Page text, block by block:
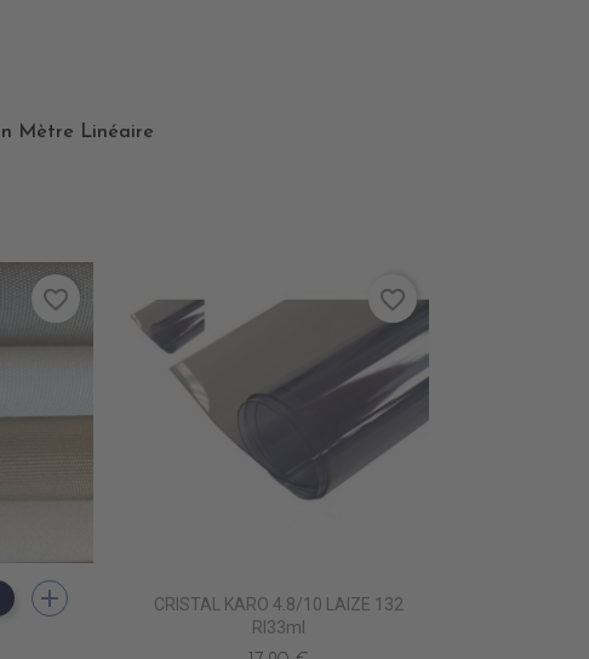
Mètre Linéaire
FOREST GREEN
PT0480 MARINE BLUE
add
favorite_border
CRISTAL KARO 4.8/10 LAIZE 132
Rl33ml
favorite_border